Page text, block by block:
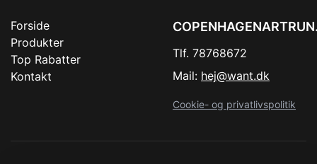
Forside
Produkter
Top Rabatter
Kontakt
Tlf. 78768672
Mail: hej@want.dk
Cookie- og privatlivspolitik